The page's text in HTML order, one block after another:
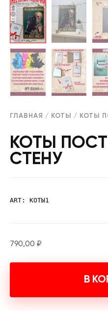
ГЛАВНАЯ / КОТЫ / КОТЫ
КОТЫ
СТЕНУ
ART: КОТЫ1
790,00 ₽
В